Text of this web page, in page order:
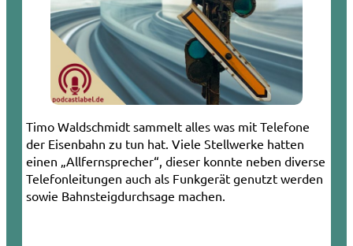
Timo Waldschmidt sammelt alles was mit Telefone
der Eisenbahn zu tun hat. Viele Stellwerke hatten
einen „Allfernsprecher“, dieser konnte neben diverse
Telefonleitungen auch als Funkgerät genutzt werden
sowie Bahnsteigdurchsage machen.